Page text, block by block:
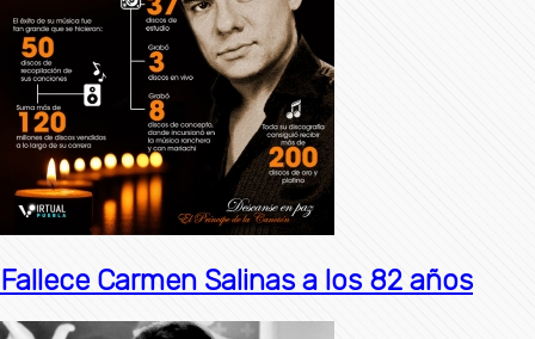
Fallece Carmen Salinas a los 82 años